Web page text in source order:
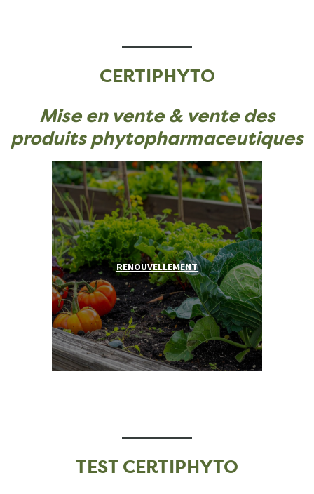
CERTIPHYTO
Mise en vente & vente des
produits phytopharmaceutiques
RENOUVELLEMENT
TEST CERTIPHYTO